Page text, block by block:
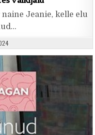
Jeanie, kelle elu